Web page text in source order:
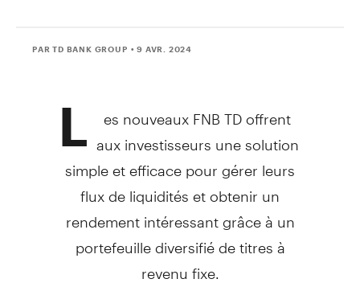
PAR TD BANK GROUP • 9 AVR. 2024
L es nouveaux FNB TD offrent
aux investisseurs une solution
simple et efficace pour gérer leurs
flux de liquidités et obtenir un
rendement intéressant grâce à un
portefeuille diversifié de titres à
revenu fixe.